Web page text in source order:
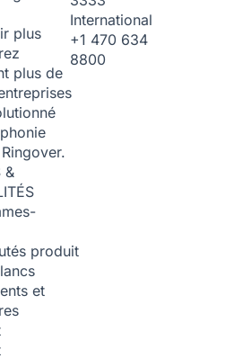
plus
plus de
&
produit
et
International
+1 470 634
8800